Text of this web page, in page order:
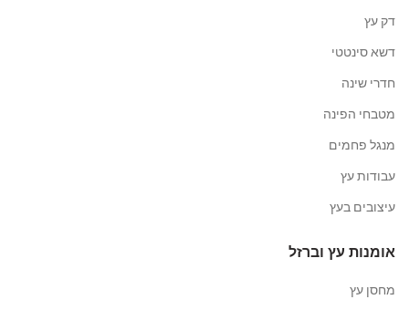
דק עץ
דשא סינטטי
חדרי שינה
מטבחי הפינה
מנגל פחמים
עבודות עץ
עיצובים בעץ
אומנות עץ וברזל
מחסן עץ